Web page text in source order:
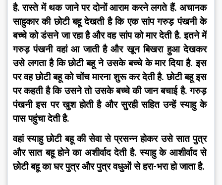
है. रास्ते में थक जाने पर दोनों आराम करने लगते हैं. अचानक
साहुकार की छोटी बहू देखती है कि एक सांप गरुड़ पंखनी के
बच्चे को डंसने जा रहा है और वह सांप को मार देती है. इतने में
गरुड़ पंखनी वहां आ जाती है और खून बिखरा हुआ देखकर
उसे लगता है कि छोटी बहू ने उसके बच्चे के मार दिया है. इस
पर वह छोटी बहू को चोंच मारना शुरू कर देती है. छोटी बहू इस
पर कहती है कि उसने तो उसके बच्चे की जान बचाई है. गरुड़
पंखनी इस पर खुश होती है और सुरही सहित उन्हें स्याहु के
पास पहुंचा देती है.
वहां स्याहु छोटी बहू की सेवा से प्रसन्न होकर उसे सात पुत्र
और सात बहू होने का अशीर्वाद देती है. स्याहु के आशीर्वाद से
छोटी बहू का घर पुत्र और पुत्र वधुओं से हरा-भरा हो जाता है.